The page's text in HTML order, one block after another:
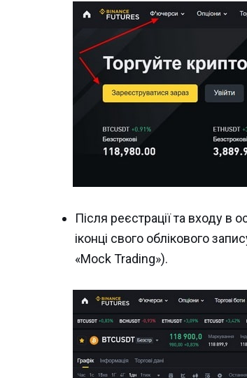
Після реєстрації та входу
іконці свого облікового
«Mock Trading»).